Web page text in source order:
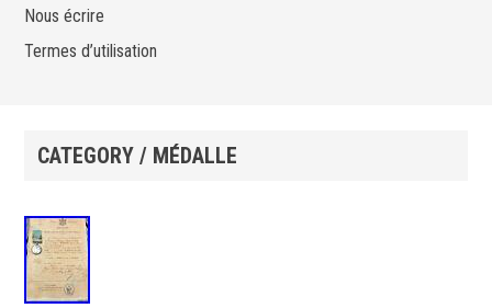
Nous écrire
Termes d’utilisation
CATEGORY / MÉDALLE